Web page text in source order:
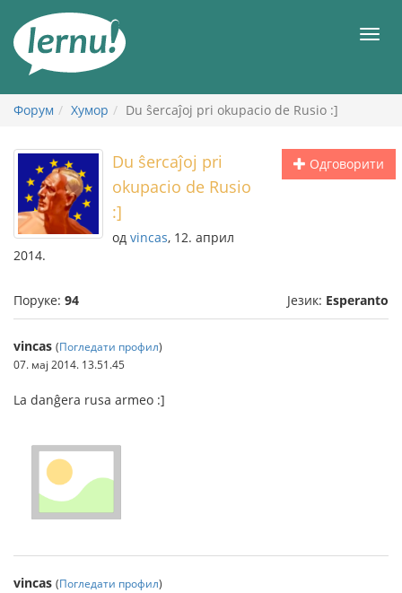
садржају
Форум Хумор Du ŝercaĵoj pri okupacio de Rusio :]
Одговорити
Du ŝercaĵoj pri
okupacio de Rusio
:]
од vincas, 12. април
2014.
Поруке: 94 Језик: Esperanto
vincas (Погледати профил)
07. мај 2014. 13.51.45
La danĝera rusa armeo :]
vincas (Погледати профил)